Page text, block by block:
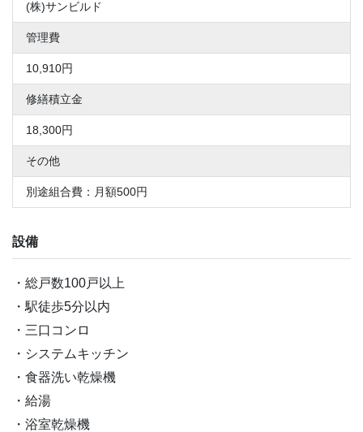
(株)サンビルド
管理費
10,910円
修繕積立金
18,300円
その他
別途組合費：月額500円
設備
総戸数100戸以上
駅徒歩5分以内
三口コンロ
システムキッチン
食器洗い乾燥機
給湯
浴室乾燥機